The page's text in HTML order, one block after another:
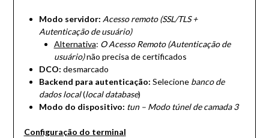
Modo servidor: Acesso remoto (SSL/TLS +
Autenticação de usuário)
Alternativa: O Acesso Remoto (Autenticação de
usuário)não precisa de certificados
DCO: desmarcado
Backend para autenticação: Selecione banco de
dados local(local database)
Modo do dispositivo: tun – Modo túnel de camada 3
Configuração do terminal